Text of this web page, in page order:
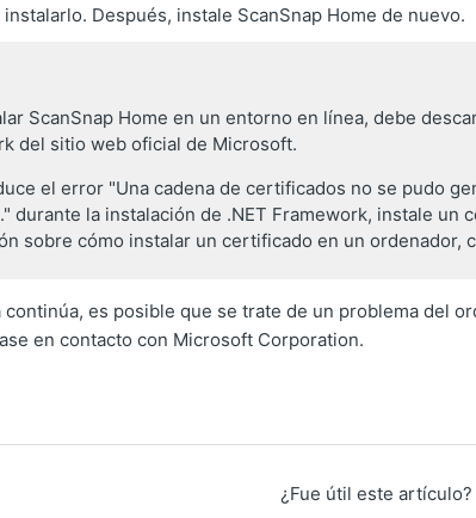
Después, instale ScanSnap Home de nuevo.
ScanSnap Home en un entorno en línea, debe
del sitio web oficial de Microsoft.
el error "Una cadena de certificados no se pudo
durante la instalación de .NET Framework, instale un
sobre cómo instalar un certificado en un ordenador,
continúa, es posible que se trate de un problema del
en contacto con Microsoft Corporation.
¿Fue útil este artículo?